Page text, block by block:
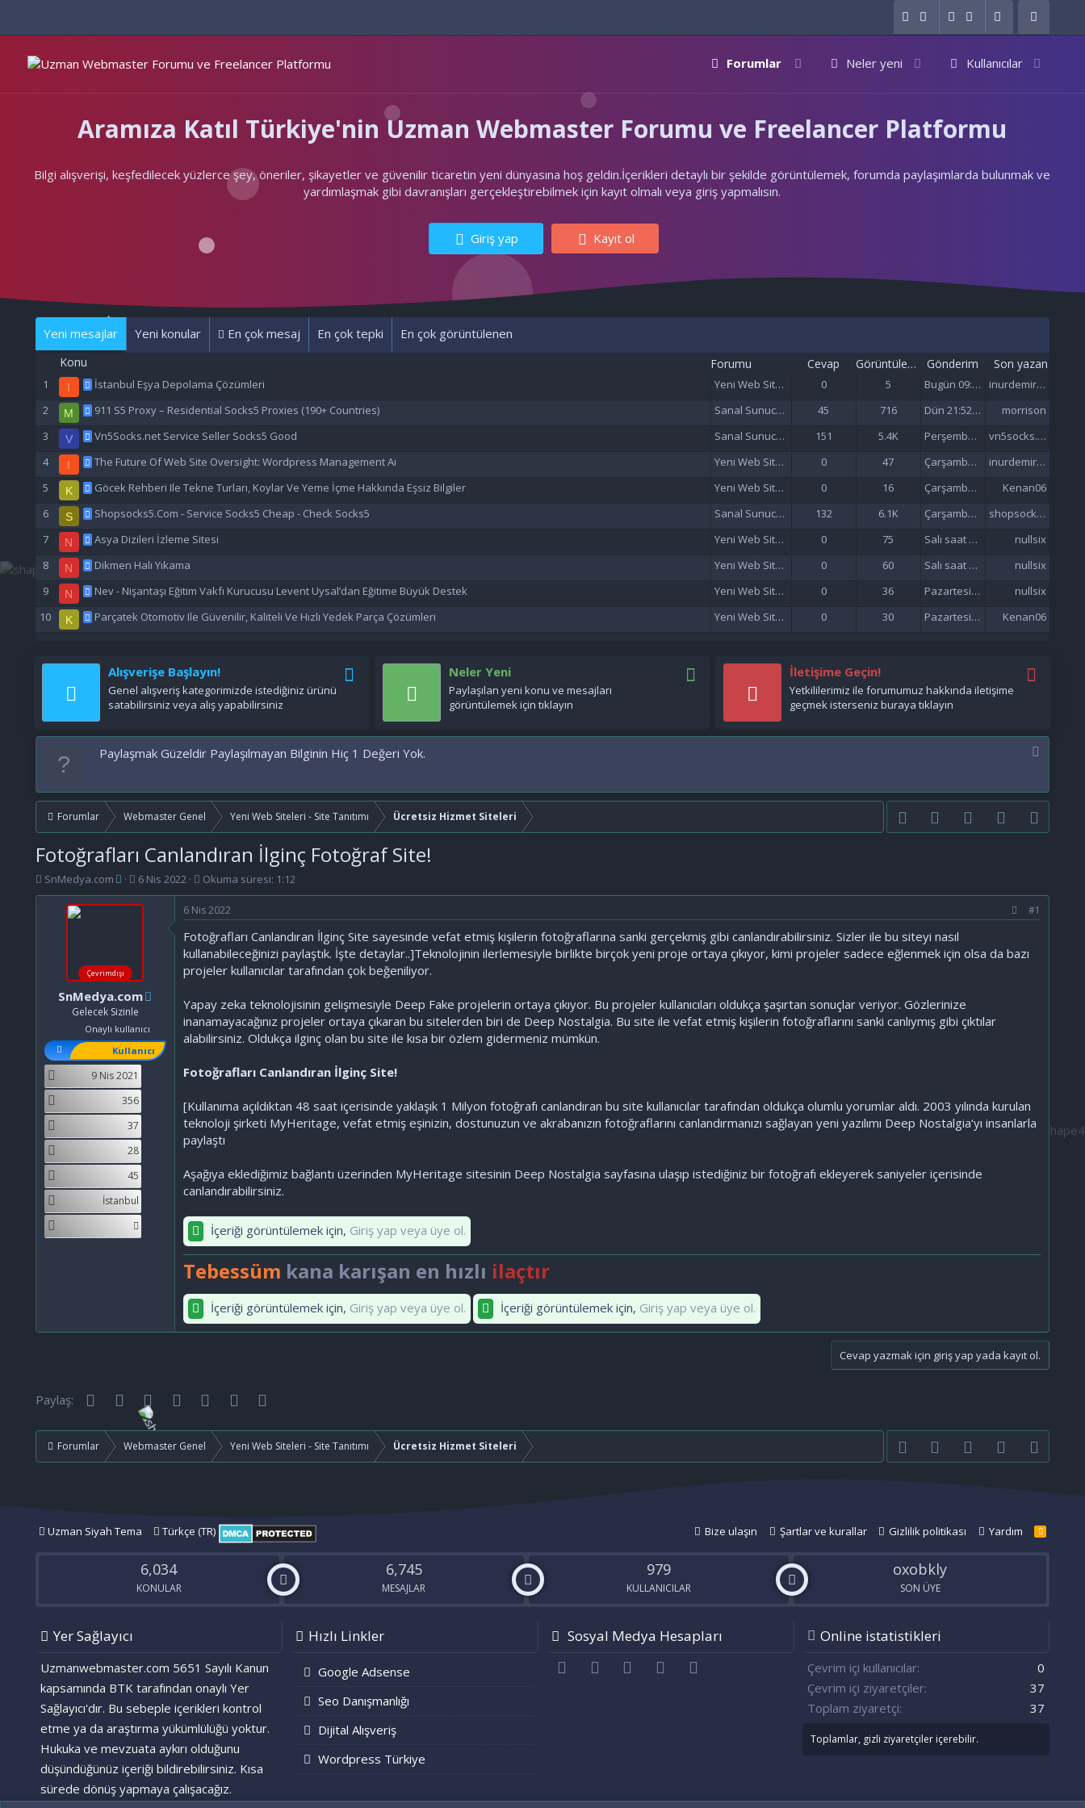
Forumlar Neler yeni Kullanıcılar
Aramıza Katıl Türkiye'nin Uzman Webmaster Forumu ve Freelancer Platformu
Bilgi alışverişi, keşfedilecek yüzlerce şey, öneriler, şikayetler ve güvenilir ticaretin yeni dünyasına hoş geldin.İçerikleri detaylı bir şekilde görüntülemek, forumda paylaşımlarda bulunmak ve
yardımlaşmak gibi davranışları gerçekleştirebilmek için kayıt olmalı veya giriş yapmalısın.
Giriş yap Kayıt ol
Yeni mesajlar Yeni konular En çok mesaj En çok tepki En çok görüntülenen
Konu Forumu Cevap Görüntüleme Gönderim Son yazan
I İstanbul Eşya Depolama Çözümleri Yeni Web Siteleri - Site Tanıtımı 0 5 Bugün 09:56 inurdemirelseo
M 911 S5 Proxy – Residential Socks5 Proxies (190+ Countries) Sanal Sunucu (VDS/VPS) 45 716 Dün 21:52 da morrison
V Vn5Socks.net Service Seller Socks5 Good Sanal Sunucu (VDS/VPS) 151 5.4K Perşembe saat 06:57'de vn5socks.net
I The Future Of Web Site Oversight: Wordpress Management Aı Yeni Web Siteleri - Site Tanıtımı 0 47 Çarşamba saat 21:57'de inurdemirelseo
K Göcek Rehberi Ile Tekne Turları, Koylar Ve Yeme İçme Hakkında Eşsiz Bilgiler Yeni Web Siteleri - Site Tanıtımı 0 16 Çarşamba saat 21:33'de Kenan06
S Shopsocks5.Com - Service Socks5 Cheap - Check Socks5 Sanal Sunucu (VDS/VPS) 132 6.1K Çarşamba saat 16:38'de shopsocks5
N Asya Dizileri İzleme Sitesi Yeni Web Siteleri - Site Tanıtımı 0 75 Salı saat 15:47'de nullsix
N Dikmen Halı Yıkama Yeni Web Siteleri - Site Tanıtımı 0 60 Salı saat 02:13'de nullsix
N Nev - Nişantaşı Eğitim Vakfı Kurucusu Levent Uysal’dan Eğitime Büyük Destek Yeni Web Siteleri - Site Tanıtımı 0 36 Pazartesi saat 22:01'de nullsix
K Parçatek Otomotiv Ile Güvenilir, Kaliteli Ve Hızlı Yedek Parça Çözümleri Yeni Web Siteleri - Site Tanıtımı 0 30 Pazartesi saat 21:37'de Kenan06
Alışverişe Başlayın!
Genel alışveriş kategorimizde istediğiniz ürünü
satabilirsiniz veya alış yapabilirsiniz
Neler Yeni
Paylaşılan yeni konu ve mesajları
görüntülemek için tıklayın
İletişime Geçin!
Yetkililerimiz ile forumumuz hakkında iletişime
geçmek isterseniz buraya tıklayın
Paylaşmak Güzeldir Paylaşılmayan Bilginin Hiç 1 Değeri Yok.
Forumlar Webmaster Genel Yeni Web Siteleri - Site Tanıtımı Ücretsiz Hizmet Siteleri FacebookTwitter youtubeBize ulaşın
Fotoğrafları Canlandıran İlginç Fotoğraf Site!
K
o
a
t
a
n
SnMedya.com
B
a
ş
ı
ç
t
r
i
h
6 Nis 2022 Okuma süresi: 1:12
Çevrimdışı
SnMedya.com
Gelecek Sizinle
Onaylı kullanıcı
Kullanıcı
9 Nis 2021
356
37
28
45
İstanbul
6 Nis 2022 #1
Fotoğrafları Canlandıran İlginç Site sayesinde vefat etmiş kişilerin fotoğraflarına sanki gerçekmiş gibi canlandırabilirsiniz. Sizler ile bu siteyi nasıl
kullanabileceğinizi paylaştık. İşte detaylar..]Teknolojinin ilerlemesiyle birlikte birçok yeni proje ortaya çıkıyor, kimi projeler sadece eğlenmek için olsa da bazı
projeler kullanıcılar tarafından çok beğeniliyor.
Yapay zeka teknolojisinin gelişmesiyle Deep Fake projelerin ortaya çıkıyor. Bu projeler kullanıcıları oldukça şaşırtan sonuçlar veriyor. Gözlerinize
inanamayacağınız projeler ortaya çıkaran bu sitelerden biri de Deep Nostalgia. Bu site ile vefat etmiş kişilerin fotoğraflarını sanki canlıymış gibi çıktılar
alabilirsiniz. Oldukça ilginç olan bu site ile kısa bir özlem gidermeniz mümkün.
Fotoğrafları Canlandıran İlginç Site!
[Kullanıma açıldıktan 48 saat içerisinde yaklaşık 1 Milyon fotoğrafı canlandıran bu site kullanıcılar tarafından oldukça olumlu yorumlar aldı. 2003 yılında kurulan
teknoloji şirketi MyHeritage, vefat etmiş eşinizin, dostunuzun ve akrabanızın fotoğraflarını canlandırmanızı sağlayan yeni yazılımı Deep Nostalgia‘yı insanlarla
paylaştı
Aşağıya eklediğimiz bağlantı üzerinden MyHeritage sitesinin Deep Nostalgia sayfasına ulaşıp istediğiniz bir fotoğrafı ekleyerek saniyeler içerisinde
canlandırabilirsiniz.
İçeriği görüntülemek için, Giriş yap veya üye ol.
Tebessüm kana karışan en hızlı ilaçtır
İçeriği görüntülemek için, Giriş yap veya üye ol. İçeriği görüntülemek için, Giriş yap veya üye ol.
Cevap yazmak için giriş yap yada kayıt ol.
Paylaş: FacebookTwitterReddit Pinterest
Tumblr WhatsApp
Forumlar Webmaster Genel Yeni Web Siteleri - Site Tanıtımı Ücretsiz Hizmet Siteleri FacebookTwitter youtubeBize ulaşın
Uzman Siyah Tema Türkçe (TR) Bize ulaşın Şartlar ve kurallar Gizlilik politikası Yardım
R
S
6,034
KONULAR
6,745
MESAJLAR
979
KULLANICILAR
oxobkly
SON ÜYE
Yer Sağlayıcı
Uzmanwebmaster.com 5651 Sayılı Kanun
kapsamında BTK tarafından onaylı Yer
Sağlayıcı'dır. Bu sebeple içerikleri kontrol
etme ya da araştırma yükümlülüğü yoktur.
Hukuka ve mevzuata aykırı olduğunu
düşündüğünüz içeriği bildirebilirsiniz. Kısa
sürede dönüş yapmaya çalışacağız.
Hızlı Linkler
Google Adsense
Seo Danışmanlığı
Dijital Alışveriş
Wordpress Türkiye
Sosyal Medya Hesapları
FacebookTwitter youtubeBize ulaşın
Online istatistikleri
Çevrim içi kullanıcılar
0
Çevrim içi ziyaretçiler
37
Toplam ziyaretçi
37
Toplamlar, gizli ziyaretçiler içerebilir.